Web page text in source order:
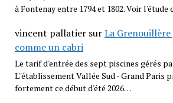
à Fontenay entre 1794 et 1802. Voir l'étude
vincent pallatiersurLa Grenouillère
comme un cabri
Le tarif d'entrée des sept piscines gérés
L''établissement Vallée Sud - Grand Paris
fortement ce début d'été 2026…